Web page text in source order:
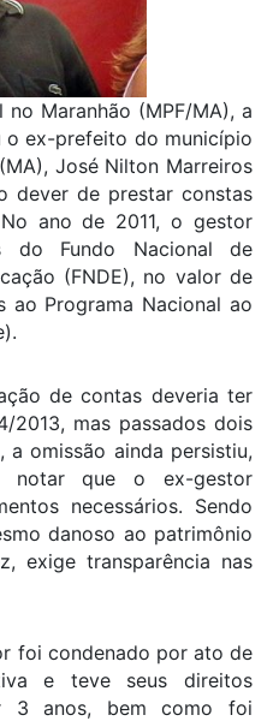
Maranhão (MPF/MA), a
o ex-prefeito do município
José Nilton Marreiros
dever de prestar constas
ano de 2011, o gestor
do Fundo Nacional de
(FNDE), no valor de
ao Programa Nacional ao
de contas deveria ter
mas passados dois
omissão ainda persistiu,
notar que o ex-gestor
necessários. Sendo
danoso ao patrimônio
exige transparência nas
foi condenado por ato de
e teve seus direitos
3 anos, bem como foi